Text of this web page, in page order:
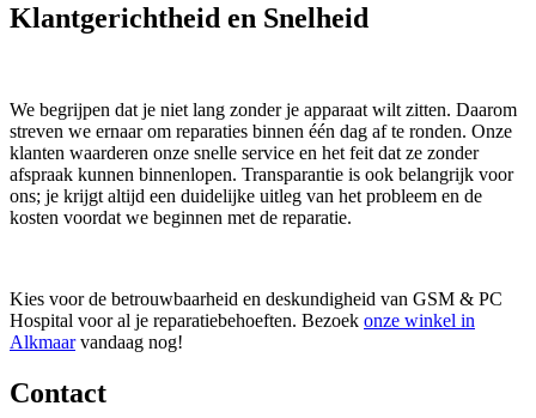
Klantgerichtheid en Snelheid
We begrijpen dat je niet lang zonder je apparaat wilt zitten. Daarom
streven we ernaar om reparaties binnen één dag af te ronden. Onze
klanten waarderen onze snelle service en het feit dat ze zonder
afspraak kunnen binnenlopen. Transparantie is ook belangrijk voor
ons; je krijgt altijd een duidelijke uitleg van het probleem en de
kosten voordat we beginnen met de reparatie.
Kies voor de betrouwbaarheid en deskundigheid van GSM & PC
Hospital voor al je reparatiebehoeften. Bezoek onze winkel in
Alkmaarvandaag nog!
Contact